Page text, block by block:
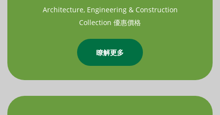
Architecture, Engineering & Construction
Collection 優惠價格
瞭解更多